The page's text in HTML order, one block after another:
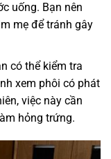
uống. Bạn nên
mẹ để tránh gây
có thể kiểm tra
xem phôi có phát
việc này cần
hỏng trứng.